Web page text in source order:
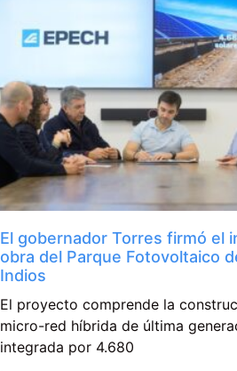
El gobernador Torres firmó el
obra del Parque Fotovoltaico
Indios
El proyecto comprende la
micro-red híbrida de última
integrada por 4.680